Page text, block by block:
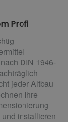
Profi
DIN 1946-
jeder Altbau
Ihre
installieren